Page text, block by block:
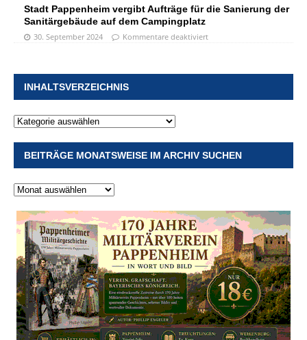
Stadt Pappenheim vergibt Aufträge für die Sanierung der
Sanitärgebäude auf dem Campingplatz
30. September 2024 Kommentare deaktiviert
INHALTSVERZEICHNIS
BEITRÄGE MONATSWEISE IM ARCHIV SUCHEN